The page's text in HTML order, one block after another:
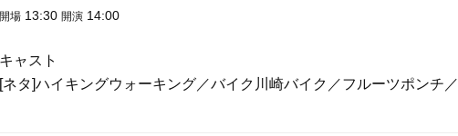
開場 13:30 開演 14:00
キャスト
[ネタ]ハイキングウォーキング／バイク川崎バイク／フルーツポンチ／